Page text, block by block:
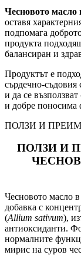
Чесновото масло
оставя
подпомага
продукта
балансиран и
Продуктът е
сърдечно-съдовия
и да се
и добре поносима
ПОЛЗИ И
ПОЛЗИ И
Чесновото масло
добавка с
(Allium sativum),
антиоксиданти.
нормалните
мирис на суров